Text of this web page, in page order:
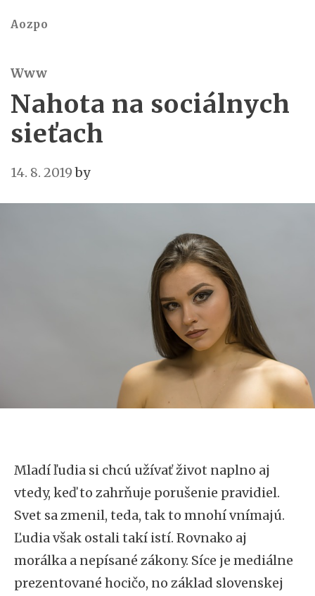
Aozpo
Www
Nahota na sociálnych
sieťach
14. 8. 2019by
Mladí ľudia si chcú užívať život naplno aj
vtedy, keď to zahrňuje porušenie pravidiel.
Svet sa zmenil, teda, tak to mnohí vnímajú.
Ľudia však ostali takí istí. Rovnako aj
morálka a nepísané zákony. Síce je mediálne
prezentované hocičo, no základ slovenskej